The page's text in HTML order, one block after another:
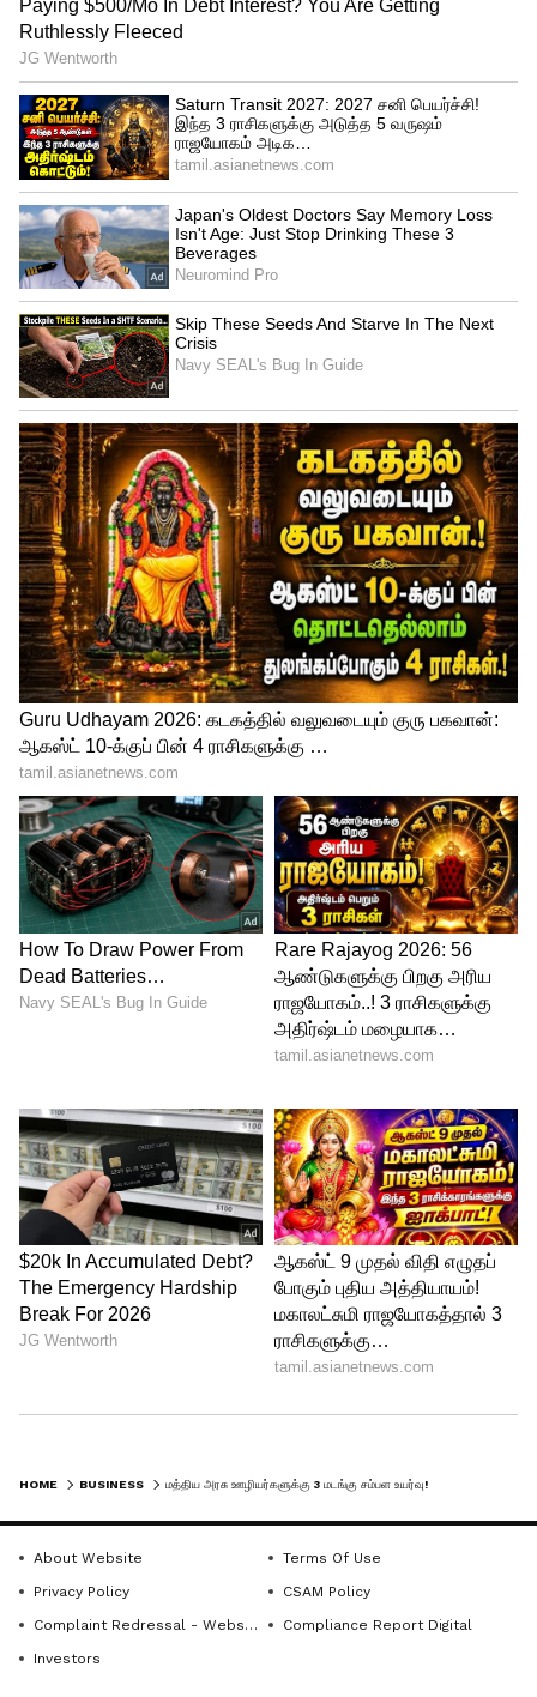
DA dues
கோவிட் காலத்தில் நிலுவையிலிருக்கும்
அகவிலைப்படி தொடர்பாக மத்திய அரசு
கடுமையான நிலைப்பாட்டை எடுத்துள்ளது.
நாடாளுமன்றத்தில் பல நாடாளுமன்ற
உறுப்பினர்கள், நிலுவையிலிருக்கும்
அகவிலைப்படியை வழங்க எந்த திட்டமும்
இல்லை என்று கூறியுள்ளனர். ஆனால்
விரைவில் மத்திய அரசு ஊழியர்களுக்கு
நல்ல செய்தி கிடைக்கக்கூடும்.
5
9
Dearness Allowance
சமீபத்தில் எட்டாவது ஊதியக் குழு
அமைக்கக் கோரி மத்திய அரசு ஊழியர்கள்
கோரிக்கை விடுத்துள்ளனர். சமீபத்தில்
மத்திய அரசு மற்றும் ஊழியர்
பிரதிநிதிகளுடன் ஒரு கூட்டம் நடைபெற்றது.
6
9
Eighth Pay Commission
கூட்டத்திற்குப் பிறகு, தேசிய ஆலோசனைக்
குழுவின் செயலாளர் சிவ கோபால் மிஸ்ரா,
HOME BUSINESS மத்திய அரசு ஊழியர்களுக்கு 3 மடங்கு சம்பள உயர்வு!
About Website
Terms Of Use
Privacy Policy
CSAM Policy
Complaint Redressal - Website
Compliance Report Digital
Investors